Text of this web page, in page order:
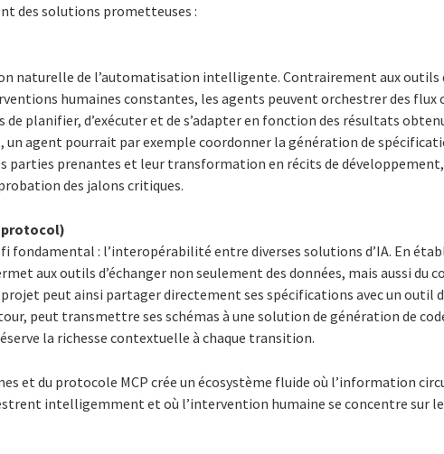
des solutions prometteuses :
naturelle de l’automatisation intelligente. Contrairement aux outils
humaines constantes, les agents peuvent orchestrer des flux
planifier, d’exécuter et de s’adapter en fonction des résultats
un agent pourrait par exemple coordonner la génération de
parties prenantes et leur transformation en récits de développement,
des jalons critiques.
protocol)
fondamental : l’interopérabilité entre diverses solutions d’IA. En
aux outils d’échanger non seulement des données, mais aussi du
peut ainsi partager directement ses spécifications avec un outil
peut transmettre ses schémas à une solution de génération de
la richesse contextuelle à chaque transition.
et du protocole MCP crée un écosystème fluide où l’information
intelligemment et où l’intervention humaine se concentre sur